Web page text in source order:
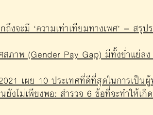
จะมี ‘ความเท่าเทียมทางเพศ’ – สรุป
สภาพ (Gender Pay Gap) มีทั้งย่ำแย่ล
เผย 10 ประเทศที่ดีที่สุดในการเป็น
ไม่เพียงพอ: สำรวจ 6 ข้อที่จะทำให้เกิ